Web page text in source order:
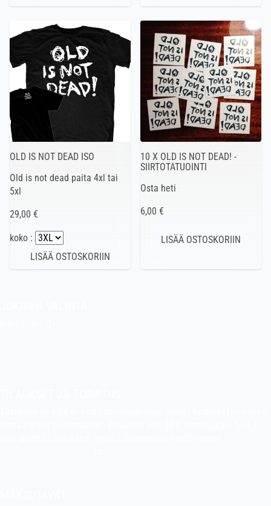
OLD IS NOT DEAD ISO
Old is not dead paita 4xl tai
5xl
29,00 €
koko :
10 X OLD IS NOT DEAD! -
SIIRTOTATUOINTI
Osta heti
6,00 €